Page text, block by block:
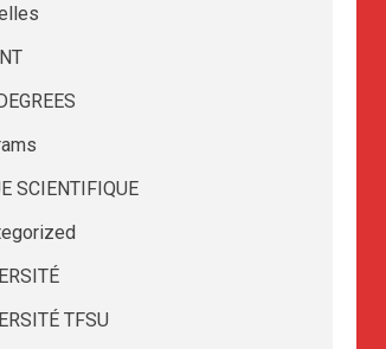
SCIENTIFIQUE
TFSU